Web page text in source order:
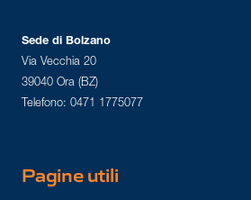
Sede di Bolzano
Via Vecchia 20
39040 Ora (BZ)
Telefono: 0471 1775077
Pagine utili